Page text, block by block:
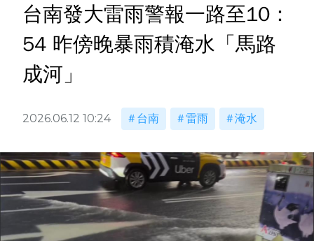
台南發大雷雨警報一路至10：
54 昨傍晚暴雨積淹水「馬路
成河」
2026.06.12 10:24 台南 雷雨 淹水